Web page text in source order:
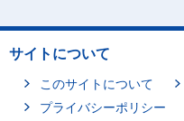
サイトについて
このサイトについて
プライバシーポリシー